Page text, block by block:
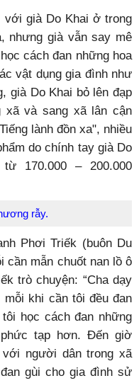
với già Do Khai ở trong
nhưng già vẫn say mê
cách đan những hoa
vật dụng gia đình như
già Do Khai bỏ lên đạp
xã và sang xã lân cận
lành đồn xa", nhiều
do chính tay già Do
170.000 – 200.000
rẫy.
Phơi Triếk (buôn Du
cần mẫn chuốt nan lồ ô
trò chuyện: “Cha dạy
khi cần tôi đều đan
học cách đan những
tạp hơn. Đến giờ
với người dân trong xã
gùi cho gia đình sử